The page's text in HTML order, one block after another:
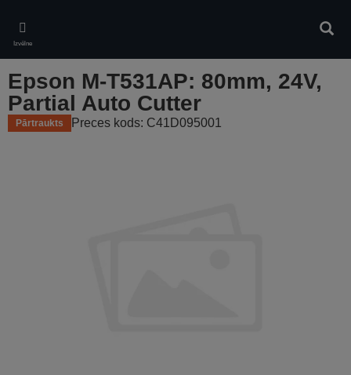
main
content
Izvēlne
Epson M-T531AP: 80mm, 24V,
Partial Auto Cutter
Pārtraukts Preces kods: C41D095001